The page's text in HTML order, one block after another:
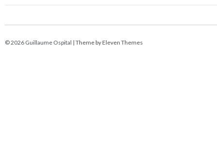
© 2026 Guillaume Ospital | Theme by Eleven Themes